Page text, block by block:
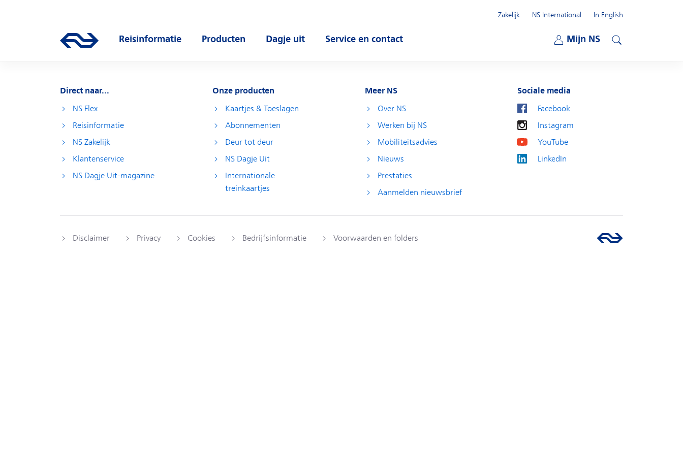
Ga naar de homepage van ns.nl
Reisinformatie
Producten
Dagje uit
Service en contact
Mijn NS
Zakelijk
NS International
In English
Direct naar...
NS Flex
Reisinformatie
NS Zakelijk
Klantenservice
NS Dagje Uit-magazine
Onze producten
Kaartjes & Toeslagen
Abonnementen
Deur tot deur
NS Dagje Uit
Internationale
treinkaartjes
Meer NS
Over NS
Werken bij NS
Mobiliteitsadvies
Nieuws
Prestaties
Aanmelden nieuwsbrief
Sociale media
Facebook
Instagram
YouTube
LinkedIn
Disclaimer Privacy Cookies Bedrijfsinformatie Voorwaarden en folders